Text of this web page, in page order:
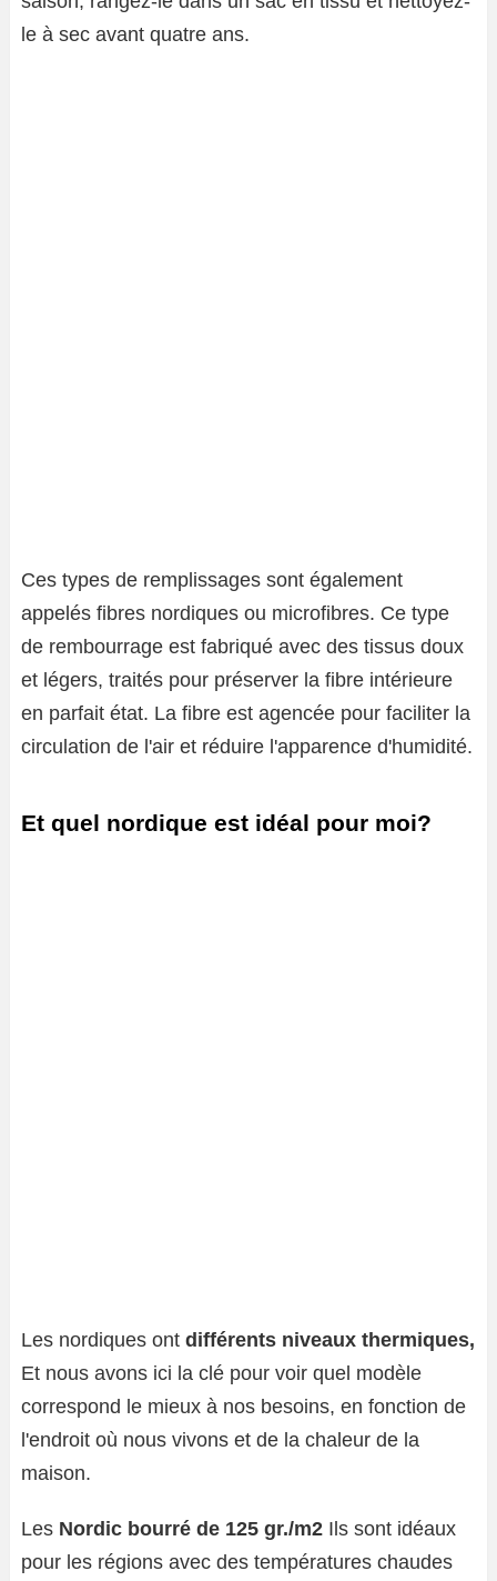
le à sec avant quatre ans.
Ces types de remplissages sont également
appelés fibres nordiques ou microfibres. Ce type
de rembourrage est fabriqué avec des tissus doux
et légers, traités pour préserver la fibre intérieure
en parfait état. La fibre est agencée pour faciliter la
circulation de l'air et réduire l'apparence d'humidité.
Et quel nordique est idéal pour moi?
Les nordiques ont différents niveaux thermiques,
Et nous avons ici la clé pour voir quel modèle
correspond le mieux à nos besoins, en fonction de
l'endroit où nous vivons et de la chaleur de la
maison.
Les Nordic bourré de 125 gr./m2 Ils sont idéaux
pour les régions avec des températures chaudes